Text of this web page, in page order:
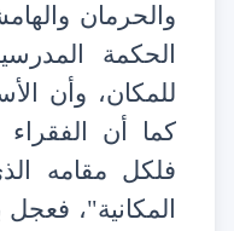
والحرمان
الحكمة
للمكان، وأن
كما أن
فلكل مقامه
المكانية"،